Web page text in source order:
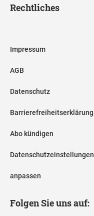
Rechtliches
Impressum
AGB
Datenschutz
Barrierefreiheitserklärung
Abo kündigen
Datenschutzeinstellungen
anpassen
Folgen Sie uns auf: